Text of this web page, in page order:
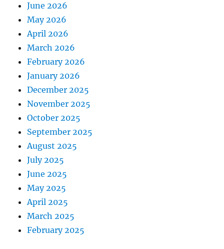
June 2026
May 2026
April 2026
March 2026
February 2026
January 2026
December 2025
November 2025
October 2025
September 2025
August 2025
July 2025
June 2025
May 2025
April 2025
March 2025
February 2025